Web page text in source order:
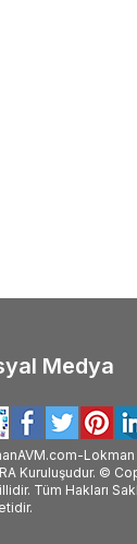
Medya
Lokman
Kuruluşudur. ©
Tüm Hakları